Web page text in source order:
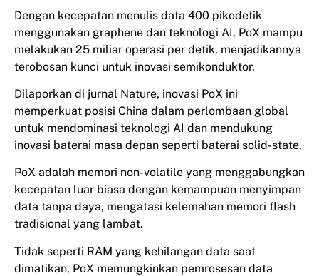
Dengan kecepatan menulis data 400 pikodetik
menggunakan graphene dan teknologi AI, PoX mampu
melakukan 25 miliar operasi per detik, menjadikannya
terobosan kunci untuk inovasi semikonduktor.
Dilaporkan di jurnal Nature, inovasi PoX ini
memperkuat posisi China dalam perlombaan global
untuk mendominasi teknologi AI dan mendukung
inovasi baterai masa depan seperti baterai solid-state.
PoX adalah memori non-volatile yang menggabungkan
kecepatan luar biasa dengan kemampuan menyimpan
data tanpa daya, mengatasi kelemahan memori flash
tradisional yang lambat.
Tidak seperti RAM yang kehilangan data saat
dimatikan, PoX memungkinkan pemrosesan data